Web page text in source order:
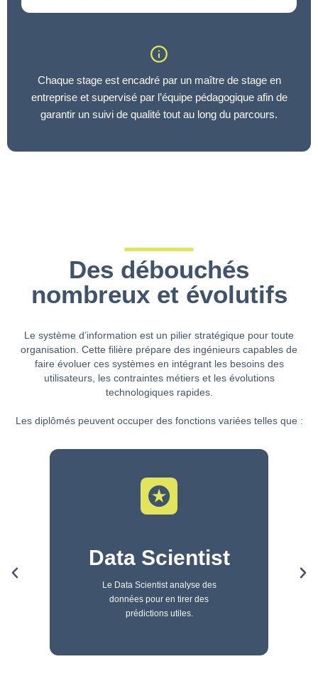
Chaque stage est encadré par un maître de stage en
entreprise et supervisé par l’équipe pédagogique afin de
garantir un suivi de qualité tout au long du parcours.
Des débouchés
nombreux et évolutifs
Le système d’information est un pilier stratégique pour toute
organisation. Cette filière prépare des ingénieurs capables de
faire évoluer ces systèmes en intégrant les besoins des
utilisateurs, les contraintes métiers et les évolutions
technologiques rapides.
Les diplômés peuvent occuper des fonctions variées telles que :
Data Scientist
Le Data Scientist analyse des
données pour en tirer des
prédictions utiles.